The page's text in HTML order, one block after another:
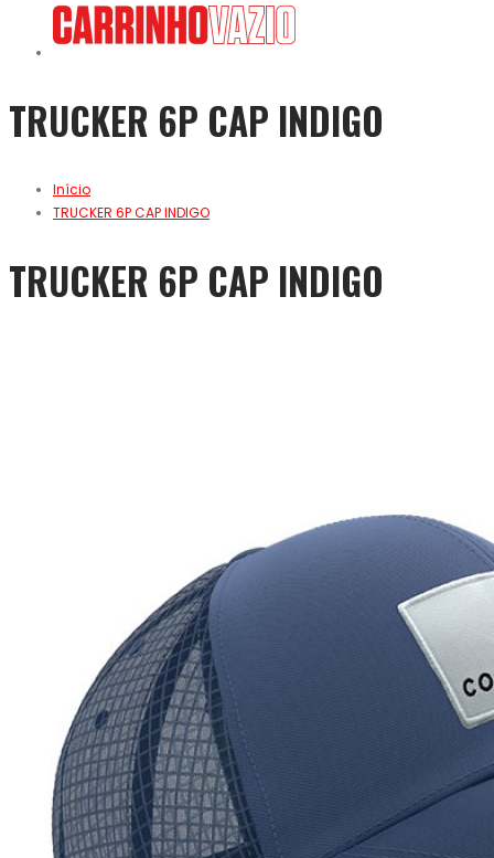
TRUCKER 6P CAP INDIGO
Início
TRUCKER 6P CAP INDIGO
TRUCKER 6P CAP INDIGO